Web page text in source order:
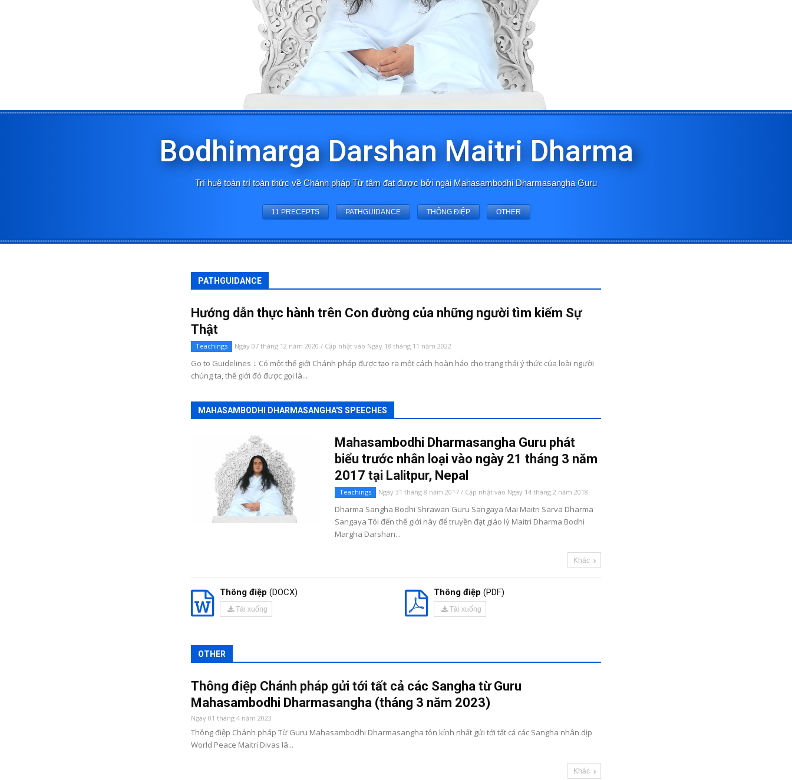
Bodhimarga Darshan Maitri Dharma
Trí huệ toàn trí toàn thức về Chánh pháp Từ tâm đạt được bởi ngài Mahasambodhi Dharmasangha Guru
11 PRECEPTS PATHGUIDANCE THÔNG ĐIỆP OTHER
PATHGUIDANCE
Hướng dẫn thực hành trên Con đường của những người tìm kiếm Sự
Thật
Teachings Ngày 07 tháng 12 năm 2020 / Cập nhật vào Ngày 18 tháng 11 năm 2022
Go to Guidelines ↓ Có một thế giới Chánh pháp được tạo ra một cách hoàn hảo cho trạng thái ý thức của loài người
chúng ta, thế giới đó được gọi là...
MAHASAMBODHI DHARMASANGHA'S SPEECHES
Mahasambodhi Dharmasangha Guru phát
biểu trước nhân loại vào ngày 21 tháng 3 năm
2017 tại Lalitpur, Nepal
Teachings Ngày 31 tháng 8 năm 2017 / Cập nhật vào Ngày 14 tháng 2 năm 2018
Dharma Sangha Bodhi Shrawan Guru Sangaya Mai Maitri Sarva Dharma
Sangaya Tôi đến thế giới này để truyền đạt giáo lý Maitri Dharma Bodhi
Margha Darshan...
Khác
Thông điệp (DOCX)
Tải xuống
Thông điệp (PDF)
Tải xuống
OTHER
Thông điệp Chánh pháp gửi tới tất cả các Sangha từ Guru
Mahasambodhi Dharmasangha (tháng 3 năm 2023)
Ngày 01 tháng 4 năm 2023
Thông điệp Chánh pháp Từ Guru Mahasambodhi Dharmasangha tôn kính nhất gửi tới tất cả các Sangha nhân dịp
World Peace Maitri Divas lâ...
Khác